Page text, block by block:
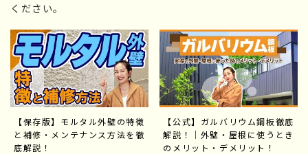
ください。
【保存版】モルタル外壁の特徴
と補修・メンテナンス方法を徹
底解説！
【公式】ガルバリウム鋼板徹底
解説！｜外壁・屋根に使うとき
のメリット・デメリット！